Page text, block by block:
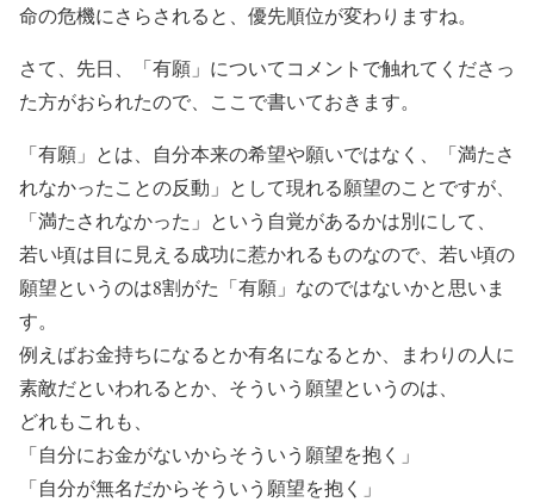
命の危機にさらされると、優先順位が変わりますね。
さて、先日、「有願」についてコメントで触れてくださっ
た方がおられたので、ここで書いておきます。
「有願」とは、自分本来の希望や願いではなく、「満たさ
れなかったことの反動」として現れる願望のことですが、
「満たされなかった」という自覚があるかは別にして、
若い頃は目に見える成功に惹かれるものなので、若い頃の
願望というのは8割がた「有願」なのではないかと思いま
す。
例えばお金持ちになるとか有名になるとか、まわりの人に
素敵だといわれるとか、そういう願望というのは、
どれもこれも、
「自分にお金がないからそういう願望を抱く」
「自分が無名だからそういう願望を抱く」